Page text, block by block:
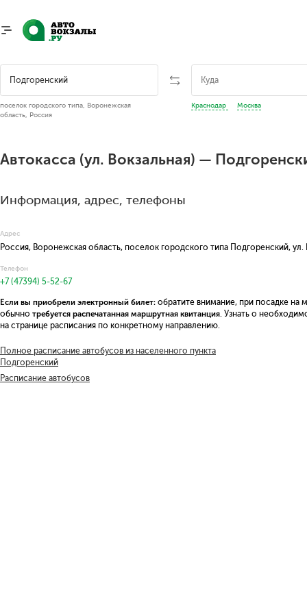
поселок городского типа, Воронежская
область, Россия
Краснодар Москва
Автокасса (ул. Вокзальная) —
Информация, адрес, телефоны
Адрес
Россия, Воронежская область, поселок городского типа Подгоренский, ул.
Телефон
+7 (47394) 5-52-67
Если вы приобрели электронный билет: обратите внимание, при посадке
обычно требуется распечатанная маршрутная квитанция. Узнать о
на странице расписания по конкретному направлению.
Полное расписание автобусов из населенного пункта
Подгоренский
Расписание автобусов